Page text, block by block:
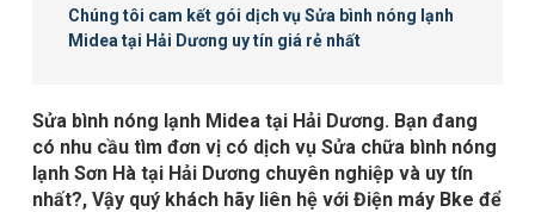
Chúng tôi cam kết gói dịch vụ Sửa bình nóng lạnh
Midea tại Hải Dương uy tín giá rẻ nhất
Sửa bình nóng lạnh Midea tại Hải Dương. Bạn đang
có nhu cầu tìm đơn vị có dịch vụ Sửa chữa bình nóng
lạnh Sơn Hà tại Hải Dương chuyên nghiệp và uy tín
nhất?, Vậy quý khách hãy liên hệ với Điện máy Bke để